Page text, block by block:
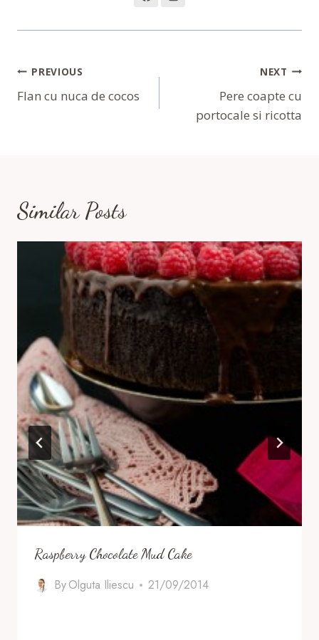
Navigare
În
PREVIOUS
Flan cu nuca de cocos
NEXT
Pere coapte cu
portocale si ricotta
Similar Posts
Raspberry Chocolate Mud Cake
ByOlguta Iliescu 21/09/2014